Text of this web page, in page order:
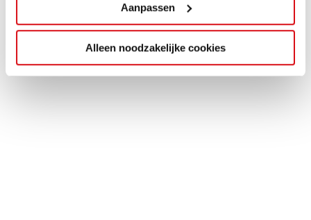
Aanpassen
Alleen noodzakelijke cookies